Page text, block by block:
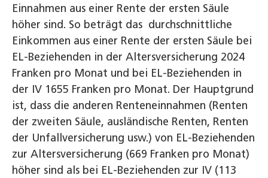
Einnahmen aus einer Rente der ersten Säule
höher sind. So beträgt das durchschnittliche
Einkommen aus einer Rente der ersten Säule bei
EL-Beziehenden in der Altersversicherung 2024
Franken pro Monat und bei EL-Beziehenden in
der IV 1655 Franken pro Monat. Der Hauptgrund
ist, dass die anderen Renteneinnahmen (Renten
der zweiten Säule, ausländische Renten, Renten
der Unfallversicherung usw.) von EL-Beziehenden
zur Altersversicherung (669 Franken pro Monat)
höher sind als bei EL-Beziehenden zur IV (113